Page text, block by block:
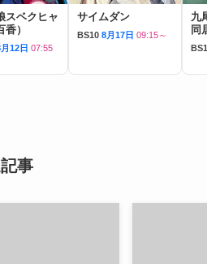
スベクヒャ
）
12日 07:55
サイムダン
BS10 8月17日 09:15～
九
同
事